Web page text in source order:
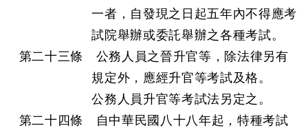
一者，自發現之日起五年內不得應考
試院舉辦或委託舉辦之各種考試。
第二十三條 公務人員之晉升官等，除法律另有
規定外，應經升官等考試及格。
公務人員升官等考試法另定之。
第二十四條 自中華民國八十八年起，特種考試